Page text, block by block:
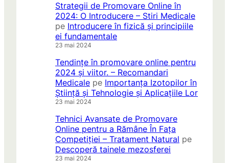
Strategii de Promovare Online în
2024: O Introducere – Stiri Medicale
pe Introducere în fizică și principiile
ei fundamentale
23 mai 2024
Tendințe în promovare online pentru
2024 și viitor. – Recomandari
Medicale pe Importanța Izotopilor în
Știință și Tehnologie și Aplicațiile Lor
23 mai 2024
Tehnici Avansate de Promovare
Online pentru a Rămâne În Fața
Competiției – Tratament Natural pe
Descoperă tainele mezosferei
23 mai 2024